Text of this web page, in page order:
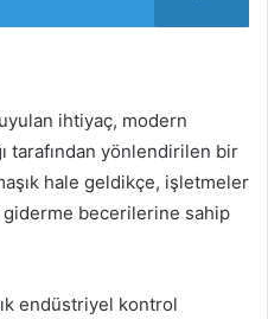
ihtiyaç, modern
tarafından yönlendirilen bir
hale geldikçe, işletmeler
becerilerine sahip
endüstriyel kontrol